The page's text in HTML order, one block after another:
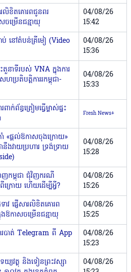
រលិខិតគោរពជូនពរ
ម្រើនជន្មាយុ
04/08/26
15:42
ប់ នៅតំបន់គ្រីមៀ (Video
04/08/26
15:36
ះតួនាទីរបស់ VNA ក្នុងការ
ប្រតិបត្តិការរកម្ពុជា-
04/08/26
15:33
ក់ព័ន្ធត្រៀមធ្វើម្ចាស់ផ្ទះ
Fresh News+
«ផ្តល់ឱកាសចុងក្រោយ»
ងវាយប្រហារ ទ្រង់ទ្រាយ
04/08/26
15:28
ញកម្ពុជា ជុំវិញករណី
រោយ ហើយដើម្បីអ្វី?
04/08/26
15:26
ផ្ញើសារលិខិតគោរព
ឱកាសចម្រើនជន្មាយុ
04/08/26
15:25
បាត់ Telegram ពី App
04/08/26
15:23
យវត្ថុ និងទៀនព្រះវស្សា
04/08/26